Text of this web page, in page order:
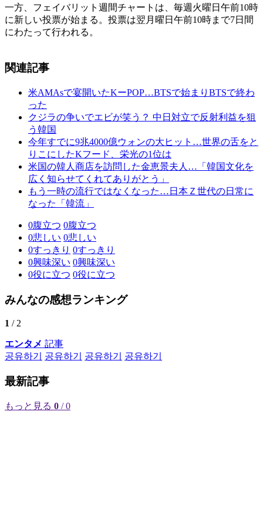
一方、フェイバリット週間チャートは、毎週火曜日午前10時
に新しい投票が始まる。投票は翌月曜日午前10時まで7日間
にわたって行われる。
関連記事
米AMAsで宴開いたKーPOP…BTSで始まりBTSで終わ
った
クジラの争いでエビが笑う？ 中日対立で反射利益を狙
う韓国
今年すでに9兆4000億ウォンの大ヒット…世界の舌をと
りこにしたKフード、栄光の1位は
米国の韓人商店を訪問した金恵景夫人…「韓国文化を
広く知らせてくれてありがとう」
もう一時の流行ではなくなった…日本Ｚ世代の日常に
なった「韓流」
0腹立つ 0腹立つ
0悲しい 0悲しい
0すっきり 0すっきり
0興味深い 0興味深い
0役に立つ 0役に立つ
みんなの感想ランキング
1 / 2
エンタメ 記事
공유하기
공유하기 공유하기 공유하기
最新記事
もっと見る 0 / 0